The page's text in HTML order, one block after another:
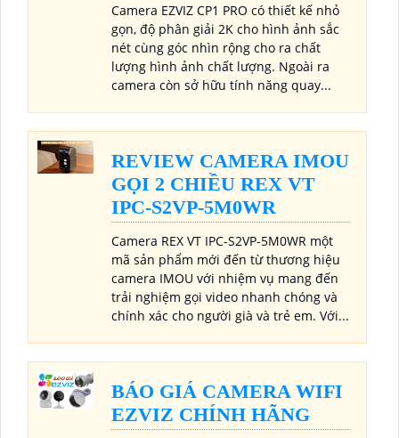
Camera EZVIZ CP1 PRO có thiết kế nhỏ
gọn, độ phân giải 2K cho hình ảnh sắc
nét cùng góc nhìn rộng cho ra chất
lượng hình ảnh chất lượng. Ngoài ra
camera còn sở hữu tính năng quay...
REVIEW CAMERA IMOU
GỌI 2 CHIỀU REX VT
IPC-S2VP-5M0WR
Camera REX VT IPC-S2VP-5M0WR một
mã sản phẩm mới đến từ thương hiệu
camera IMOU với nhiệm vụ mang đến
trải nghiệm gọi video nhanh chóng và
chính xác cho người già và trẻ em. Với...
BÁO GIÁ CAMERA WIFI
EZVIZ CHÍNH HÃNG